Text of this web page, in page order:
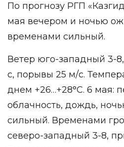
По прогнозу РГП
мая вечером и ночью
временами сильный.
Ветер юго-западный 3-
с, порывы 25 м/с.
днем +26…+28°C. 6 мая:
облачность, дождь,
сильный. Временами
северо-западный 3-8,